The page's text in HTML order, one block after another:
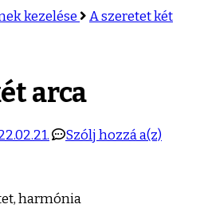
kezelése
A szeretet két
arca
Szólj hozzá a(z)A
harmónia